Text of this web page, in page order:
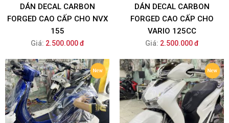
DÁN DECAL CARBON
FORGED CAO CẤP CHO NVX
155
Giá: 2.500.000 đ
DÁN DECAL CARBON
FORGED CAO CẤP CHO
VARIO 125CC
Giá: 2.500.000 đ